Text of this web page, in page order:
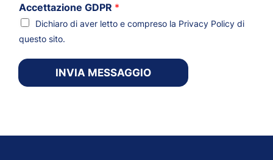
Accettazione GDPR *
Dichiaro di aver letto e compreso la Privacy Policy di
questo sito.
INVIA MESSAGGIO